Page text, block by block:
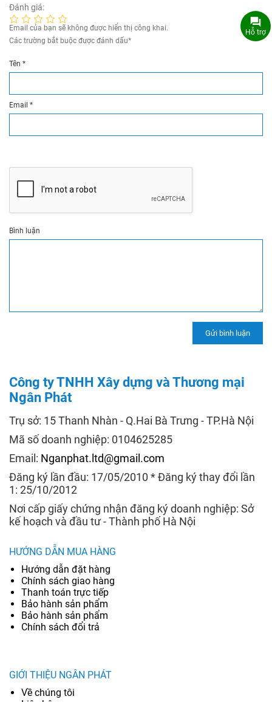
Đánh giá:
Email của bạn sẽ không được hiển thị công khai.
Các trường bắt buộc được đánh dấu*
Tên *
Email *
Bình luận
Công ty TNHH Xây dựng và Thương mại
Ngân Phát
Trụ sở: 15 Thanh Nhàn - Q.Hai Bà Trưng - TP.Hà Nội
Mã số doanh nghiệp: 0104625285
Email: Nganphat.ltd@gmail.com
Đăng ký lần đầu: 17/05/2010 * Đăng ký thay đổi lần
1: 25/10/2012
Nơi cấp giấy chứng nhận đăng ký doanh nghiệp: Sở
kế hoạch và đầu tư - Thành phố Hà Nội
HƯỚNG DẪN MUA HÀNG
Hướng dẫn đặt hàng
Chính sách giao hàng
Thanh toán trực tiếp
Bảo hành sản phẩm
Bảo hành sản phẩm
Chính sách đổi trả
GIỚI THIỆU NGÂN PHÁT
Về chúng tôi
Hỗ trợ